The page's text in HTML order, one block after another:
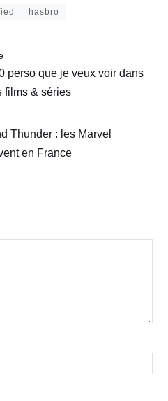
hasbro
perso que je veux voir dans
films & séries
Thunder : les Marvel
en France